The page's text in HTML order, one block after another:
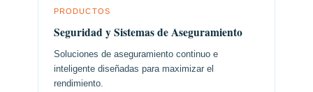
PRODUCTOS
Seguridad y Sistemas de Aseguramiento
Soluciones de aseguramiento continuo e
inteligente diseñadas para maximizar el
rendimiento.